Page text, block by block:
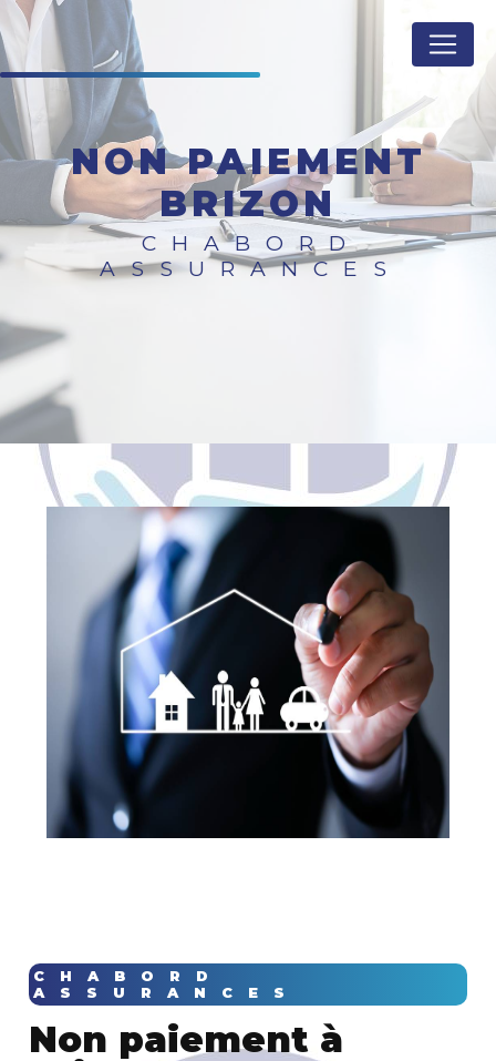
NON PAIEMENT
BRIZON
CHABORD
ASSURANCES
CHABORD
ASSURANCES
non paiement à
Panneau de gestion des cookies